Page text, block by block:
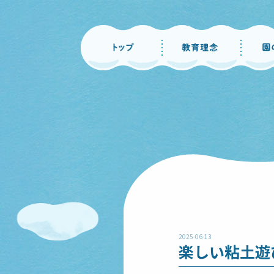
2025-06-13
楽しい粘土